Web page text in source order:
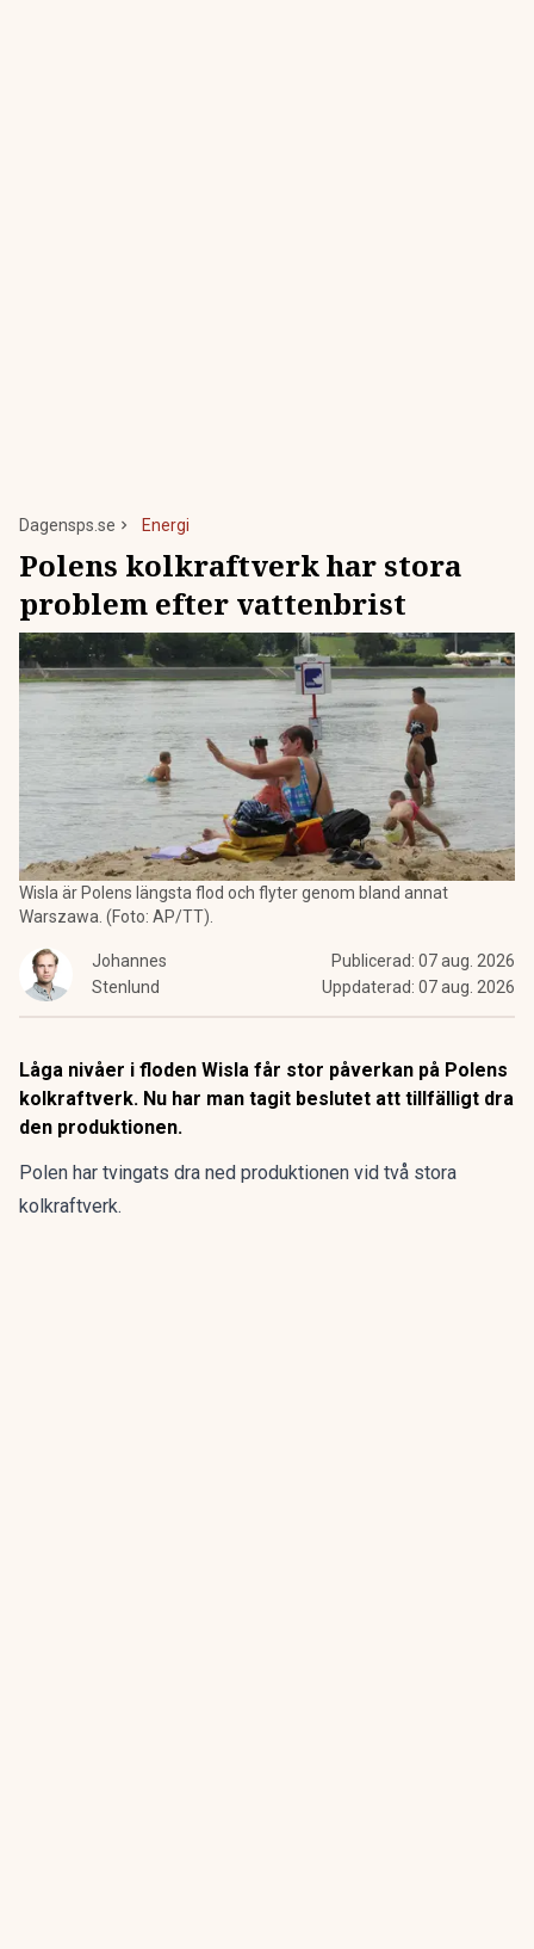
Dagensps.se Energi
Polens kolkraftverk har stora
problem efter vattenbrist
Wisla är Polens längsta flod och flyter genom bland annat
Warszawa. (Foto: AP/TT).
Johannes
Stenlund
Publicerad: 07 aug. 2026
Uppdaterad: 07 aug. 2026
Låga nivåer i floden Wisla får stor påverkan på Polens
kolkraftverk. Nu har man tagit beslutet att tillfälligt dra
den produktionen.
Polen har tvingats dra ned produktionen vid två stora
kolkraftverk.